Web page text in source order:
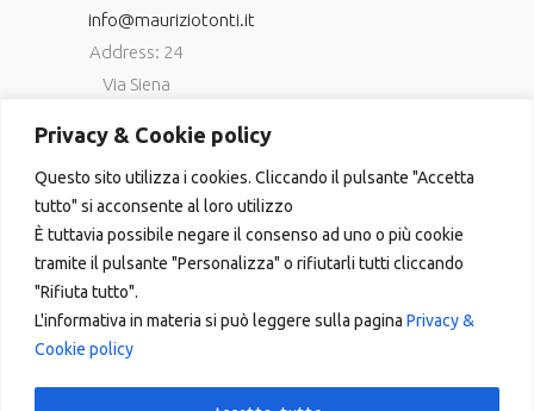
Privacy & Cookie policy
Questo sito utilizza i cookies. Cliccando il pulsante "Accetta
tutto" si acconsente al loro utilizzo
È tuttavia possibile negare il consenso ad uno o più cookie
tramite il pulsante "Personalizza" o rifiutarli tutti cliccando
"Rifiuta tutto".
L'informativa in materia si può leggere sulla pagina Privacy &
Cookie policy
info@mauriziotonti.it
Address: 24
Via Siena
Foligno (Pg)
P.IVA
03800870549
Copyright © 2023